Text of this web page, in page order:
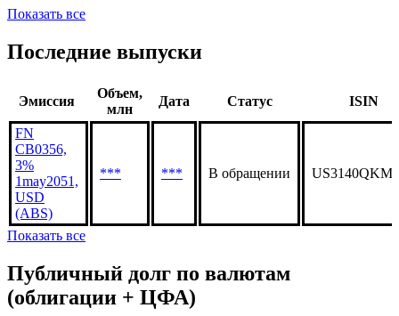
Показать все
Последние выпуски
Эмиссия
Объем,
млн
Дата Статус ISIN
FN
CB0356,
3%
1may2051,
USD
(ABS)
*** *** В обращении
Показать все
Публичный долг по валютам
(облигации + ЦФА)